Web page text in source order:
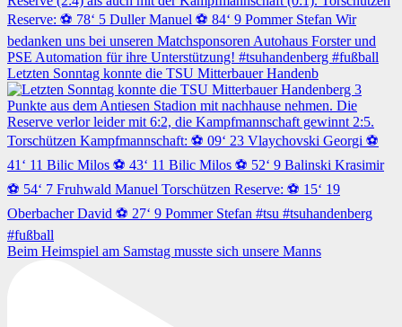
Letzten Sonntag konnte die TSU Mitterbauer Handenb
Beim Heimspiel am Samstag musste sich unsere Manns